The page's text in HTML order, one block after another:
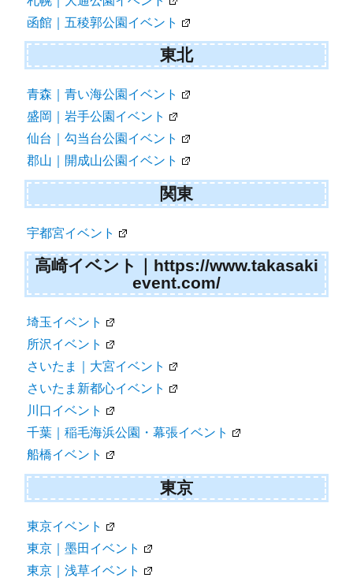
函館｜五稜郭公園イベント
東北
青森｜青い海公園イベント
盛岡｜岩手公園イベント
仙台｜勾当台公園イベント
郡山｜開成山公園イベント
関東
宇都宮イベント
高崎イベント｜https://www.takasaki
event.com/
埼玉イベント
所沢イベント
さいたま｜大宮イベント
さいたま新都心イベント
川口イベント
千葉｜稲毛海浜公園・幕張イベント
船橋イベント
東京
東京イベント
東京｜墨田イベント
東京｜浅草イベント